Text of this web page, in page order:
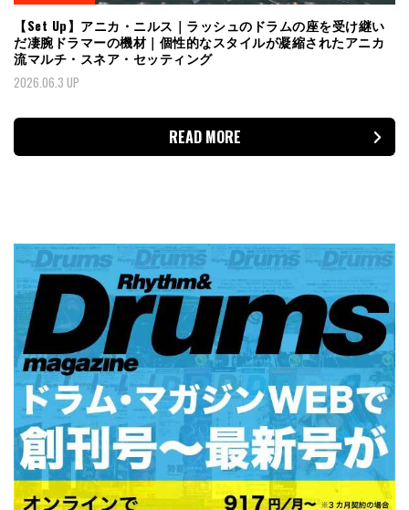
【Set Up】アニカ・ニルス｜ラッシュのドラムの座を受け継い
だ凄腕ドラマーの機材｜個性的なスタイルが凝縮されたアニカ
流マルチ・スネア・セッティング
2026.06.3 UP
READ MORE